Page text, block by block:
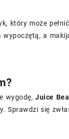
który może
a
wygodę,Juice
Sprawdzi się